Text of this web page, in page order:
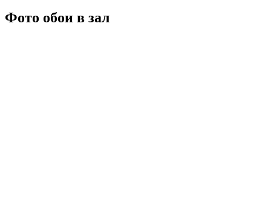
Фото обои в зал